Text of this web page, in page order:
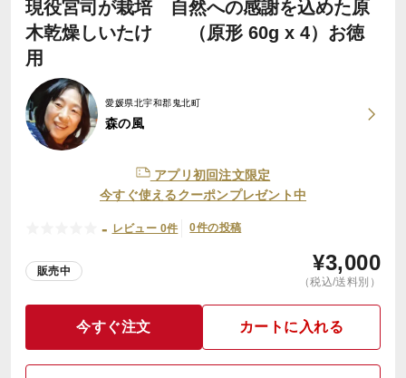
現役宮司が栽培 自然への感謝を込めた原
木乾燥しいたけ （原形 60g x 4）お徳
用
愛媛県北宇和郡鬼北町
森の風
アプリ初回注文限定
今すぐ使えるクーポンプレゼント中
- レビュー 0件 0件の投稿
販売中 ¥3,000
（税込/送料別）
今すぐ注文 カートに入れる